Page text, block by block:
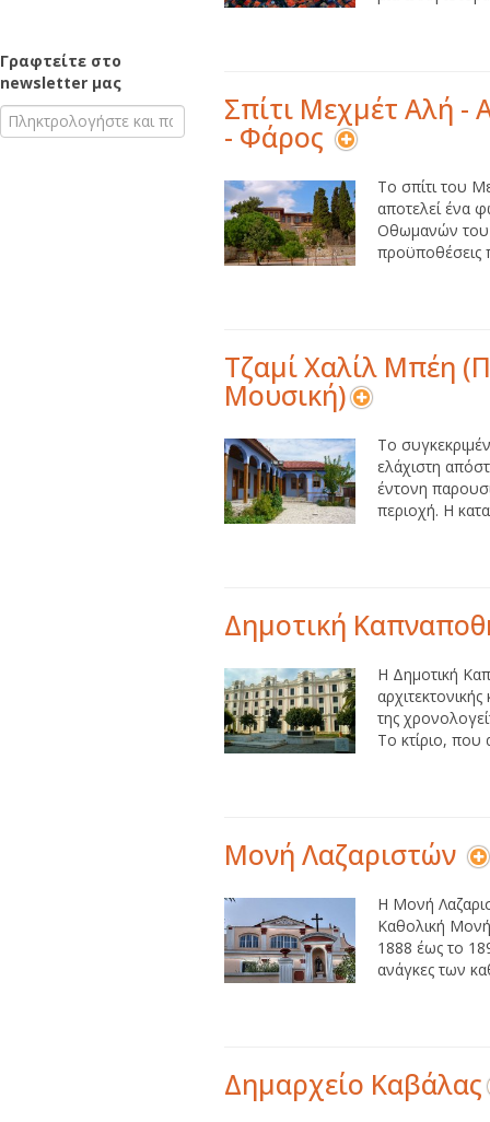
Γραφτείτε στο
newsletter μας
Σπίτι Μεχμέτ Αλή -
- Φάρος
Το σπίτι του
αποτελεί ένα
Οθωμανών
προϋποθέσεις
Τζαμί Χαλίλ Μπέη
Μουσική)
Το
ελάχιστη
έντονη
περιοχή. Η
Δημοτική
Η Δημοτική
της
Το κτίριο, που
Μονή Λαζαριστών
Η Μονή
Καθολική
1888 έως το
ανάγκες των
Δημαρχείο Καβάλας